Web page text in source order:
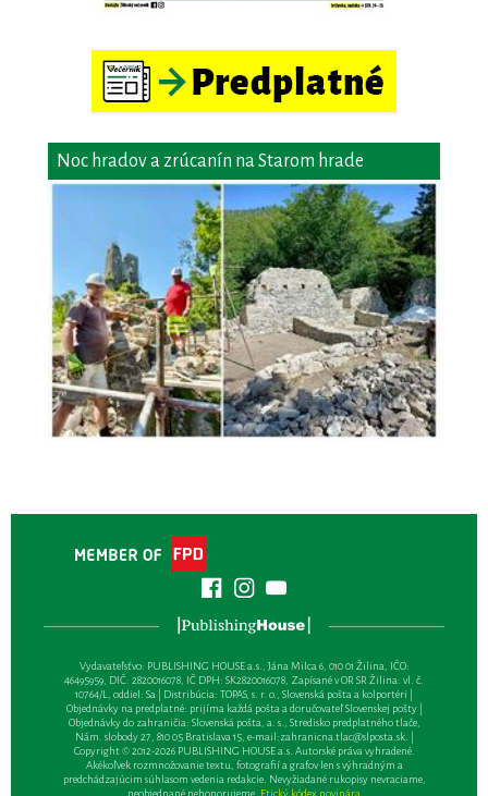
Noc hradov a zrúcanín na Starom hrade
Vydavateľsťvo: PUBLISHING HOUSE a.s., Jána Milca 6, 010 01 Žilina, IČO:
46495959, DIČ: 2820016078, IČ DPH: SK2820016078, Zapísané v OR SR Žilina: vl. č.
10764/L, oddiel: Sa | Distribúcia: TOPAS, s. r. o., Slovenská pošta a kolportéri |
Objednávky na predplatné: prijíma každá pošta a doručovateľ Slovenskej pošty |
Objednávky do zahraničia: Slovenská pošta, a. s., Stredisko predplatného tlače,
Nám. slobody 27, 810 05 Bratislava 15, e-mail:zahranicna.tlac@slposta.sk. |
Copyright © 2012-2026 PUBLISHING HOUSE a.s. Autorské práva vyhradené.
Akékoľvek rozmnožovanie textu, fotografií a grafov len s výhradným a
predchádzajúcim súhlasom vedenia redakcie. Nevyžiadané rukopisy nevraciame,
neobjednané nehonorujeme. Etický kódex novinára